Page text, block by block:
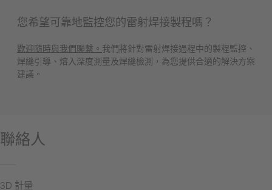
您希望可靠地監控您的雷射焊接製程嗎？
歡迎隨時與我們聯繫。 我們將針對雷射焊接過程中的製程監控、
焊縫引導、熔入深度測量及焊縫檢測，為您提供合適的解決方案
建議。
聯絡人
3D 計量